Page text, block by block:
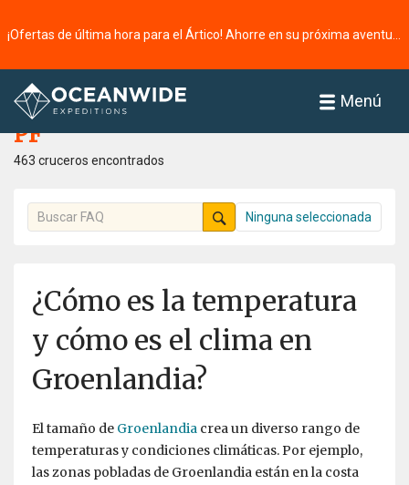
Menú
Página principal
PF
463 cruceros encontrados
Ninguna seleccionada
¿Cómo es la temperatura
y cómo es el clima en
Groenlandia?
El tamaño de Groenlandia crea un diverso rango de
temperaturas y condiciones climáticas. Por ejemplo,
las zonas pobladas de Groenlandia están en la costa